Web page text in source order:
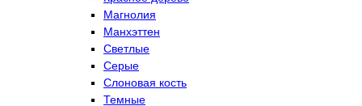
Магнолия
Манхэттен
Светлые
Серые
Слоновая кость
Темные